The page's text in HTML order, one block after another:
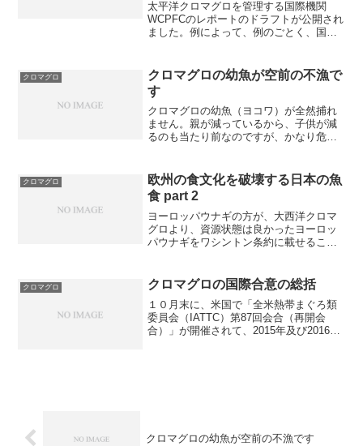
太平洋クロマグロを管理する国際機関
WCPFCのレポートのドラフトが公開され
ました。例によって、例のごとく、国内
６倍に読売新聞（2013年1月10日09時22
分） 日本近...
クロマグロ
クロマグロの幼魚が空前の不漁で
す
クロマグロの幼魚（ヨコワ）が全然捕れ
ません。親が減っているから、子供が減
るのも当たり前なのですが、かなり危機
南（※1）及び九州西（※2）において設
定した曳縄モニタ...
クロマグロ
欧州の食文化を破壊する日本の魚
食 part 2
ヨーロッパウナギの方が、大西洋クロマ
グロより、資源状態は良かったヨーロッ
パウナギをワシントン条約に載せること
ッパウナギが付属書IIに該当するという勧
告を出した。レ...
クロマグロ クロマグロの国際合意の総括
１０月末に、米国で「全米熱帯まぐろ類
委員会（IATTC）第87回会合（再開会
合）」が開催されて、2015年及び2016年
クロマグロの幼魚が空前の不漁です